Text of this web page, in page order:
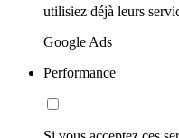
utilisiez déjà leurs
Google Ads
Performance